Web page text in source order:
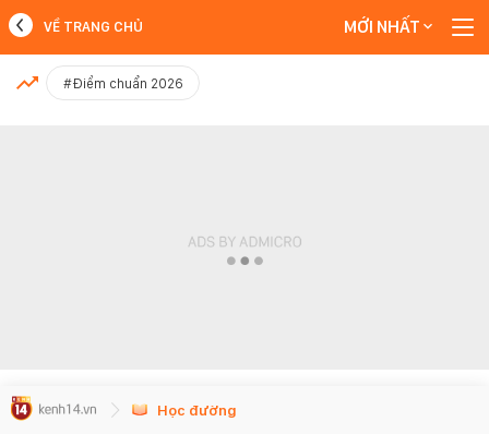
MỚI NHẤT
VỀ TRANG CHỦ MỚI NHẤT
#Điểm chuẩn 2026
Học đường